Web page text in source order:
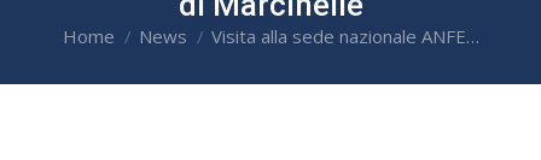
You are here:
Home News Visita alla sede nazionale ANFE…